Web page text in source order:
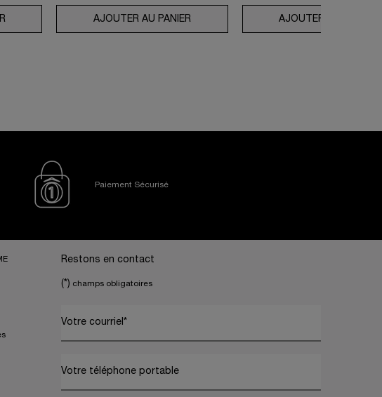
FONDANTE ET LA CRÈME RICHE
UV EXPERT AQUAGEL DÉFENSE FPS 50
AJOUTER AU PANIER ROUTINE ABSOLUE ROSE 80AJOUTER AU PANIER
Paiement Sécurisé
Restons en contact
(*) champs obligatoires
Votre courriel *
Votre téléphone portable